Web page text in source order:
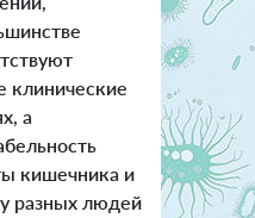
клинические
а
кишечника и
разных людей